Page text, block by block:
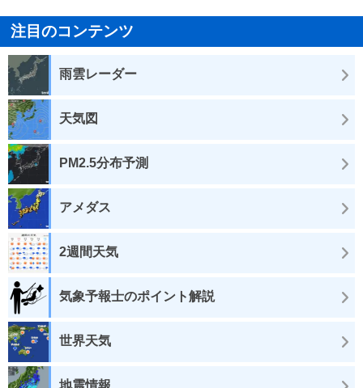
注目のコンテンツ
雨雲レーダー
天気図
PM2.5分布予測
アメダス
2週間天気
気象予報士のポイント解説
世界天気
地震情報